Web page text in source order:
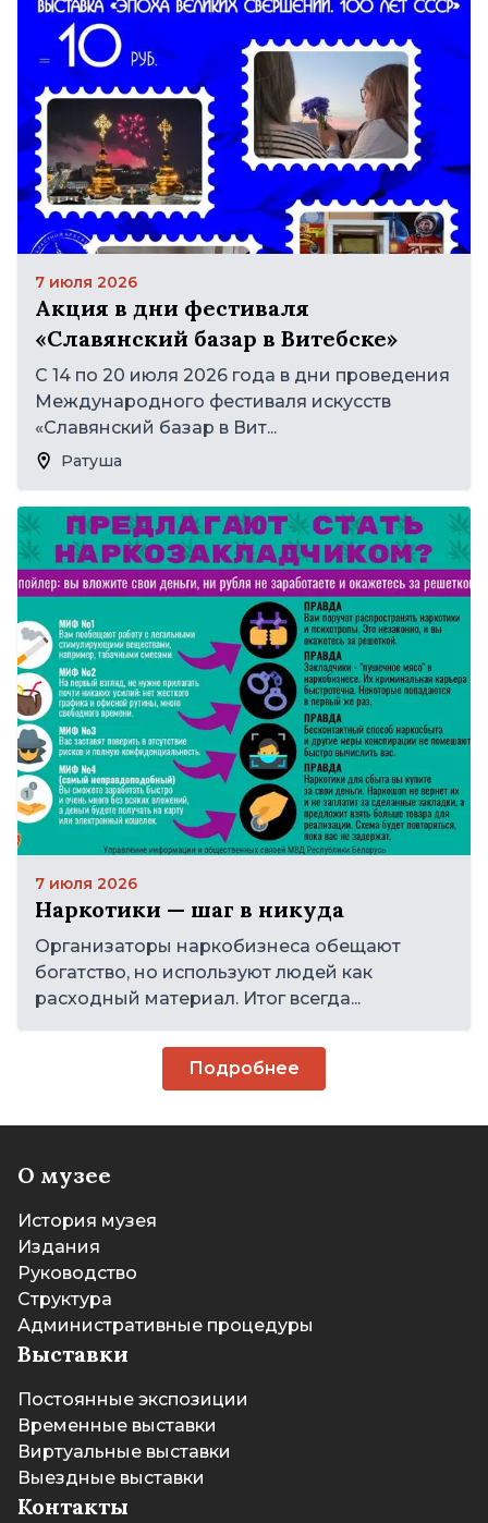
7 июля 2026
Акция в дни фестиваля
«Славянский базар в Витебске»
С 14 по 20 июля 2026 года в дни проведения
Международного фестиваля искусств
«Славянский базар в Вит...
Ратуша
7 июля 2026
Наркотики — шаг в никуда
Организаторы наркобизнеса обещают
богатство, но используют людей как
расходный материал. Итог всегда...
Подробнее
О музее
История музея
Издания
Руководство
Структура
Административные процедуры
Выставки
Постоянные экспозиции
Временные выставки
Виртуальные выставки
Выездные выставки
Контакты